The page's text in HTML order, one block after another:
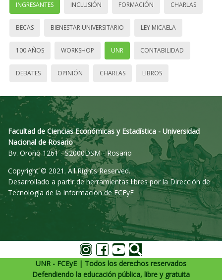
INGRESANTES INCLUSIÓN FORMACIÓN CHARLAS
BECAS BIENESTAR UNIVERSITARIO LEY MICAELA
100 AÑOS WORKSHOP UNR CONTABILIDAD
DEBATES OPINIÓN CHARLAS LIBROS
Facultad de Ciencias Económicas y Estadística - Universidad
Nacional de Rosario
Bv. Oroño 1261 - S2000DSM - Rosario
Copyright © 2021. All Rights Reserved.
Desarrollado a partir de herramientas libres por la Dirección de
Tecnología de la Información de FCEyE
UNR - FCEyE | Todos los derechos reservados
Defendiendo la educación pública, libre y gratuita